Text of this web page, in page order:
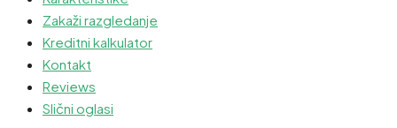
Zakaži razgledanje
Kreditni kalkulator
Kontakt
Reviews
Slični oglasi